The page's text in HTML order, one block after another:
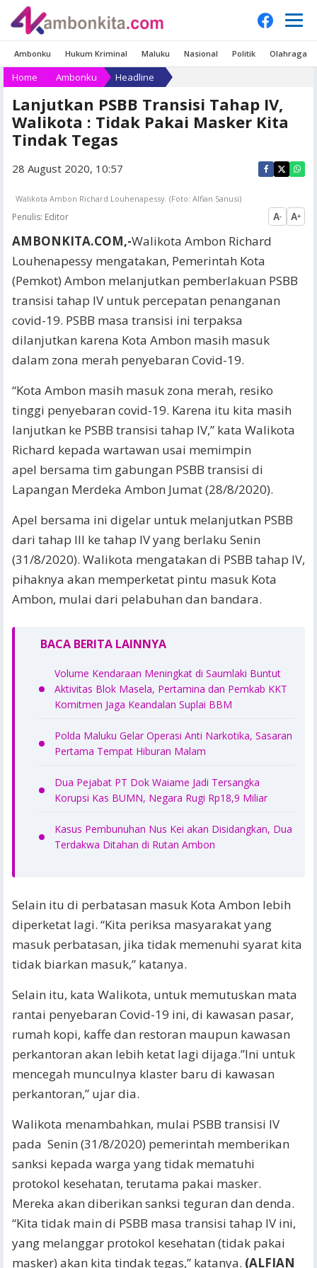
Ambonku Hukum Kriminal Maluku Nasional Politik Olahraga
Home Ambonku Headline
Lanjutkan PSBB Transisi Tahap IV,
Walikota : Tidak Pakai Masker Kita
Tindak Tegas
28 August 2020, 10:57
Walikota Ambon Richard Louhenapessy. (Foto: Alfian Sanusi)
Penulis: Editor A- A+
AMBONKITA.COM,-Walikota Ambon Richard
Louhenapessy mengatakan, Pemerintah Kota
(Pemkot) Ambon melanjutkan pemberlakuan PSBB
transisi tahap IV untuk percepatan penanganan
covid-19. PSBB masa transisi ini terpaksa
dilanjutkan karena Kota Ambon masih masuk
dalam zona merah penyebaran Covid-19.
“Kota Ambon masih masuk zona merah, resiko
tinggi penyebaran covid-19. Karena itu kita masih
lanjutkan ke PSBB transisi tahap IV,” kata Walikota
Richard kepada wartawan usai memimpin
apel bersama tim gabungan PSBB transisi di
Lapangan Merdeka Ambon Jumat (28/8/2020).
Apel bersama ini digelar untuk melanjutkan PSBB
dari tahap III ke tahap IV yang berlaku Senin
(31/8/2020). Walikota mengatakan di PSBB tahap IV,
pihaknya akan memperketat pintu masuk Kota
Ambon, mulai dari pelabuhan dan bandara.
BACA BERITA LAINNYA
Volume Kendaraan Meningkat di Saumlaki Buntut
Aktivitas Blok Masela, Pertamina dan Pemkab KKT
Komitmen Jaga Keandalan Suplai BBM
Polda Maluku Gelar Operasi Anti Narkotika, Sasaran
Pertama Tempat Hiburan Malam
Dua Pejabat PT Dok Waiame Jadi Tersangka
Korupsi Kas BUMN, Negara Rugi Rp18,9 Miliar
Kasus Pembunuhan Nus Kei akan Disidangkan, Dua
Terdakwa Ditahan di Rutan Ambon
Selain itu di perbatasan masuk Kota Ambon lebih
diperketat lagi. “Kita periksa masyarakat yang
masuk perbatasan, jika tidak memenuhi syarat kita
tidak biarkan masuk,” katanya.
Selain itu, kata Walikota, untuk memutuskan mata
rantai penyebaran Covid-19 ini, di kawasan pasar,
rumah kopi, kaffe dan restoran maupun kawasan
perkantoran akan lebih ketat lagi dijaga.”Ini untuk
mencegah munculnya klaster baru di kawasan
perkantoran,” ujar dia.
Walikota menambahkan, mulai PSBB transisi IV
pada Senin (31/8/2020) pemerintah memberikan
sanksi kepada warga yang tidak mematuhi
protokol kesehatan, terutama pakai masker.
Mereka akan diberikan sanksi teguran dan denda.
“Kita tidak main di PSBB masa transisi tahap IV ini,
yang melanggar protokol kesehatan (tidak pakai
masker) akan kita tindak tegas,” katanya. (ALFIAN